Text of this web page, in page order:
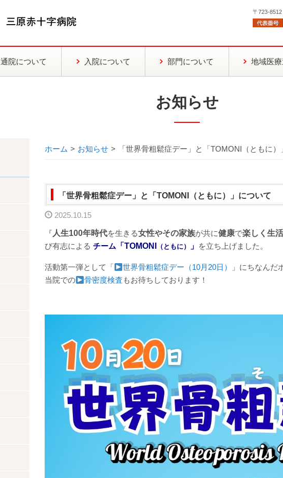
〒723-
通院について 入院について 部門について 地域医
お知らせ
ホーム > お知らせ > 「世界骨粗鬆症デー」と「TOMONI（ともに）
「世界骨粗鬆症デー」と「TOMONI（ともに）」について
2025.10.15
『 人生100年時代を生きる女性やその家族が共に健康で楽しく生
び有志による チーム 「TOMONI （ともに） 」 を立ち上げました。
活動第一弾として「 世界骨粗鬆症デー（10月20日）
」にちなんだ
当院での
骨密度検査 もお待ちしております！